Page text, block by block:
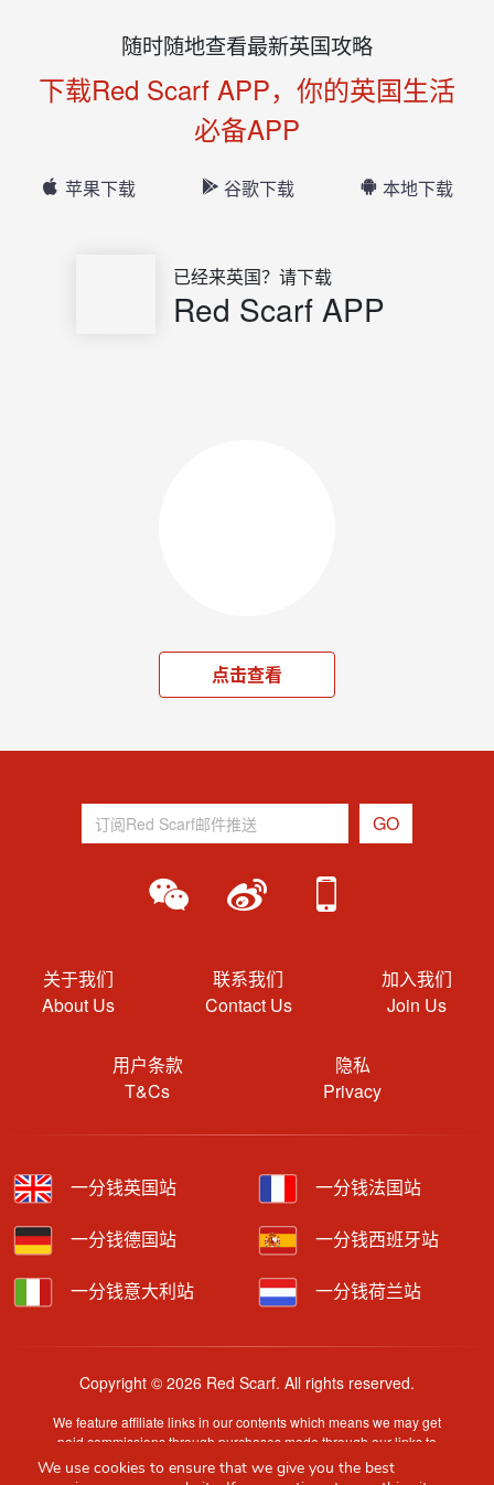
随时随地查看最新英国攻略
下载Red Scarf APP，你的英国生活
必备APP
苹果下载 谷歌下载 本地下载
已经来英国？请下载
Red Scarf APP
点击查看
关于我们
About Us
联系我们
Contact Us
加入我们
Join Us
用户条款
T&Cs
隐私
Privacy
一分钱英国站 一分钱法国站
一分钱德国站 一分钱西班牙站
一分钱意大利站 一分钱荷兰站
Copyright © 2026 Red Scarf. All rights reserved.
We feature affiliate links in our contents which means we may get
paid commissions through purchases made through our links to
retailer sites.
We use cookies to ensure that we give you the best